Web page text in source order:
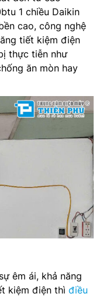
1 chiều Daikin
cao, công nghệ
tiết kiệm điện
thực tiễn như
ăn mòn hay
êm ái, khả năng
kiệm điện thì điều